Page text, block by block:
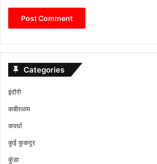
Categories
इंदौरी
कबीरधाम
कवर्धा
कुई कुकदुर
कुंडा